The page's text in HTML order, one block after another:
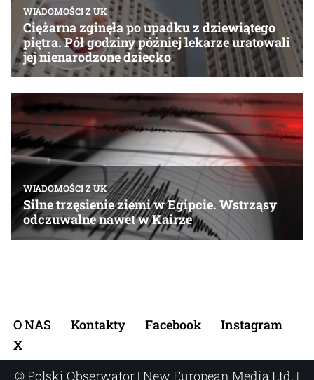
O NAS Kontakty Facebook
Instagram
X
© Polski Obserwator | New European Media Ltd. |